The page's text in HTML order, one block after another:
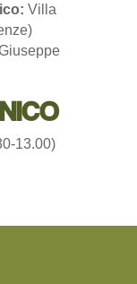
Villa
13.00)